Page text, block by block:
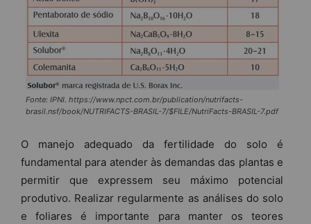
Fonte: IPNI. https://www.npct.com.br/publication/nutrifacts-
brasil.nsf/book/NUTRIFACTS-BRASIL-7/$FILE/NutriFacts-BRASIL-7.pdf
O manejo adequado da fertilidade do solo é
fundamental para atender às demandas das plantas e
permitir que expressem seu máximo potencial
produtivo. Realizar regularmente as análises do solo
e foliares é importante para manter os teores